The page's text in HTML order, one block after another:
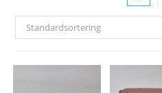
Standardsortering